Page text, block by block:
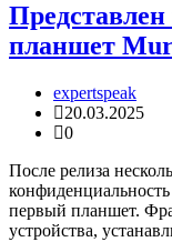
планшет
expertspeak
20.03.2025
0
После релиза
первый планшет.
устройства,